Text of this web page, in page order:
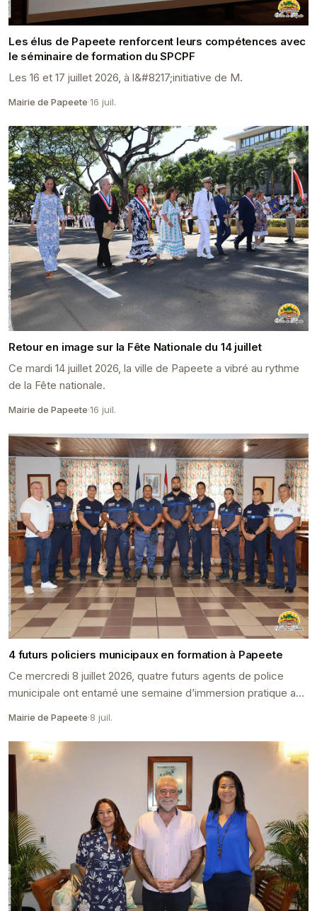
Les élus de Papeete renforcent leurs compétences avec
le séminaire de formation du SPCPF
Les 16 et 17 juillet 2026, à l&#8217;initiative de M.
Mairie de Papeete·16 juil.
Retour en image sur la Fête Nationale du 14 juillet
Ce mardi 14 juillet 2026, la ville de Papeete a vibré au rythme
de la Fête nationale.
Mairie de Papeete·16 juil.
4 futurs policiers municipaux en formation à Papeete
Ce mercredi 8 juillet 2026, quatre futurs agents de police
municipale ont entamé une semaine d’immersion pratique au
Mairie de Papeete·8 juil.